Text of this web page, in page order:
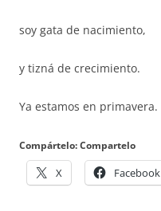
soy gata de nacimiento,
y tizná de crecimiento.
Ya estamos en primavera.
Compártelo: Compartelo
X Facebook